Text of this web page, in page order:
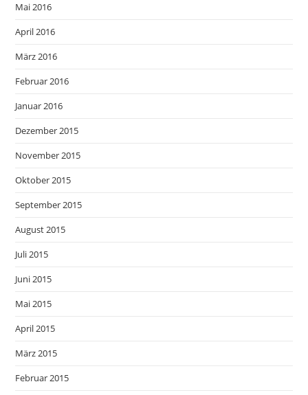
Mai 2016
April 2016
März 2016
Februar 2016
Januar 2016
Dezember 2015
November 2015
Oktober 2015
September 2015
August 2015
Juli 2015
Juni 2015
Mai 2015
April 2015
März 2015
Februar 2015